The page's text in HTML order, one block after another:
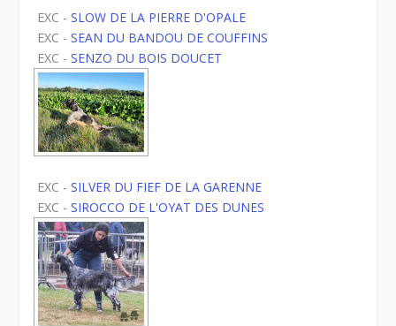
EXC -SLOW DE LA PIERRE D'OPALE
EXC -SEAN DU BANDOU DE COUFFINS
EXC -SENZO DU BOIS DOUCET
EXC -SILVER DU FIEF DE LA GARENNE
EXC -SIROCCO DE L'OYAT DES DUNES